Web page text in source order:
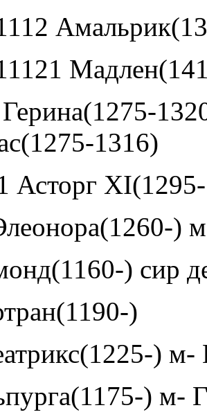
Герина(1275-
1316)
Асторг
)
) сир
)
)
)